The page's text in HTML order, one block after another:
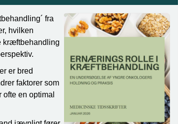
fra
hvilken
kræftbehandling
er bred
faktorer som
en optimal